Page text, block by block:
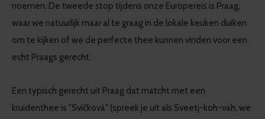
noemen. De tweede stop tijdens onze Europereis is Praag,
waar we natuurlijk maar al te graag in de lokale keuken duiken
om te kijken of we de perfecte thee kunnen vinden voor een
echt Praags gerecht.
Een typisch gerecht uit Praag dat matcht met een
kruidenthee is "Svíčková" (spreek je uit als Sveetj-koh-vah, we